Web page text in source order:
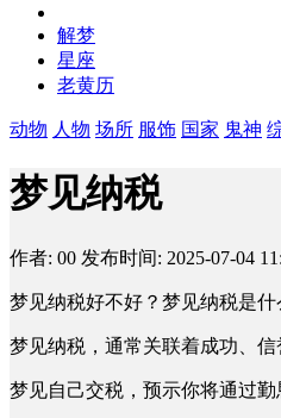
解梦
星座
老黄历
动物 人物 场所 服饰 国家 鬼神
梦见纳税
作者: 00 发布时间: 2025-07-04
梦见纳税好不好？梦见纳税是什
梦见纳税，通常关联着成功、信
梦见自己交税，预示你将通过勤